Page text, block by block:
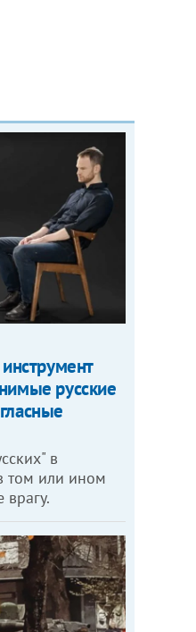
русские
в
том или ином